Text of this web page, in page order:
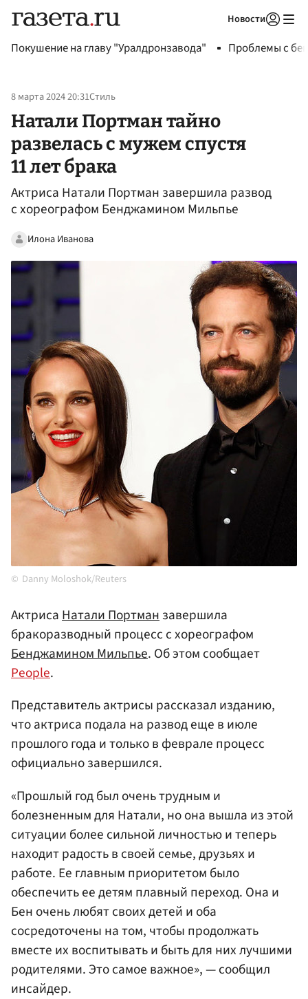
Новости
Покушение на главу "Уралдронзавода" Проблемы с
8 марта 2024 20:31Стиль
Натали Портман тайно
развелась с мужем спустя
11 лет брака
Актриса Натали Портман завершила развод
с хореографом Бенджамином Мильпье
Илона Иванова
Danny Moloshok/Reuters
АктрисаНатали Портманзавершила
бракоразводный процесс с хореографом
Бенджамином Мильпье. Об этом сообщает
People.
Представитель актрисы рассказал изданию,
что актриса подала на развод еще в июле
прошлого года и только в феврале процесс
официально завершился.
«Прошлый год был очень трудным и
болезненным для Натали, но она вышла из этой
ситуации более сильной личностью и теперь
находит радость в своей семье, друзьях и
работе. Ее главным приоритетом было
обеспечить ее детям плавный переход. Она и
Бен очень любят своих детей и оба
сосредоточены на том, чтобы продолжать
вместе их воспитывать и быть для них лучшими
родителями. Это самое важное», — сообщил
инсайдер.